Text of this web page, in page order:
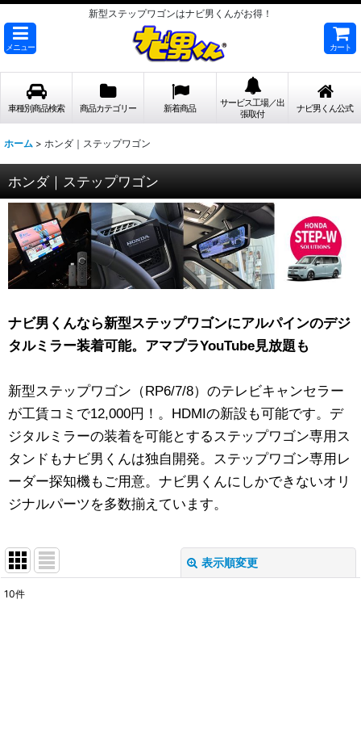
新型ステップワゴンはナビ男くんがお得！
メニュー カート
車種別商品検索 商品カテゴリー 新着商品
サービス工場／出
張取付
ナビ男くん公式
ホーム > ホンダ｜ステップワゴン
ホンダ｜ステップワゴン
ナビ男くんなら新型ステップワゴンにアルパインのデジ
タルミラー装着可能。アマプラYouTube見放題も
新型ステップワゴン（RP6/7/8）のテレビキャンセラー
が工賃コミで12,000円！。HDMIの新設も可能です。デ
ジタルミラーの装着を可能とするステップワゴン専用ス
タンドもナビ男くんは独自開発。ステップワゴン専用レ
ーダー探知機もご用意。ナビ男くんにしかできないオリ
ジナルパーツを多数揃えています。
表示順変更
10件